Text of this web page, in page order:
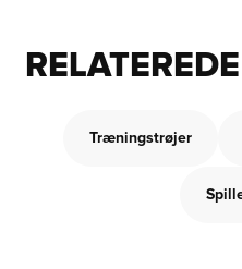
Træningstrøjer